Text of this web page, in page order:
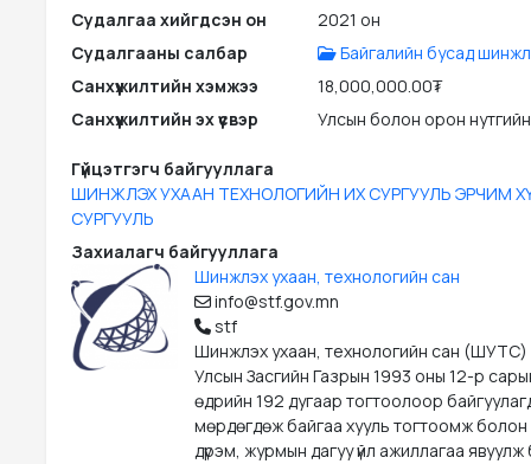
Судалгаа хийгдсэн он
2021 он
Судалгааны салбар
Байгалийн бусад
Санхүүжилтийн хэмжээ
18,000,000.00₮
Санхүүжилтийн эх үүсвэр
Улсын болон орон
Гүйцэтгэгч байгууллага
ШИНЖЛЭХ УХААН ТЕХНОЛОГИЙН ИХ СУРГУУЛЬ ЭРЧИМ
СУРГУУЛЬ
Захиалагч байгууллага
Шинжлэх ухаан, технологийн сан
info@stf.gov.mn
stf
Шинжлэх ухаан, технологийн сан
Улсын Засгийн Газрын 1993 оны 12-р
өдрийн 192 дугаар тогтоолоор
мөрдөгдөж байгаа хууль тогтоомж
дүрэм, журмын дагуу үйл ажиллагаа явуулж